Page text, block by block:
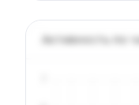
Активность по